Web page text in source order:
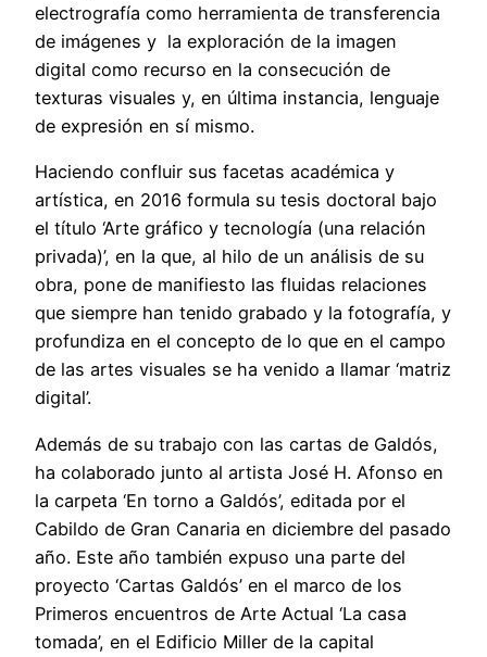
electrografía como herramienta de transferencia
de imágenes y la exploración de la imagen
digital como recurso en la consecución de
texturas visuales y, en última instancia, lenguaje
de expresión en sí mismo.
Haciendo confluir sus facetas académica y
artística, en 2016 formula su tesis doctoral bajo
el título ‘Arte gráfico y tecnología (una relación
privada)’, en la que, al hilo de un análisis de su
obra, pone de manifiesto las fluidas relaciones
que siempre han tenido grabado y la fotografía, y
profundiza en el concepto de lo que en el campo
de las artes visuales se ha venido a llamar ‘matriz
digital’.
Además de su trabajo con las cartas de Galdós,
ha colaborado junto al artista José H. Afonso en
la carpeta ‘En torno a Galdós’, editada por el
Cabildo de Gran Canaria en diciembre del pasado
año. Este año también expuso una parte del
proyecto ‘Cartas Galdós’ en el marco de los
Primeros encuentros de Arte Actual ‘La casa
tomada’, en el Edificio Miller de la capital